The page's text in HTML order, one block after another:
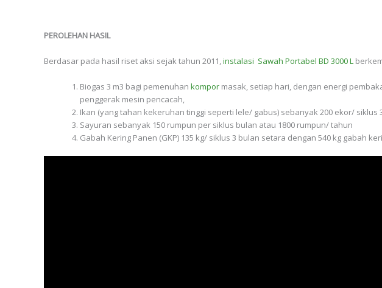
PEROLEHAN HASIL
Berdasar pada hasil riset aksi sejak tahun 2011,instalasi Sawah Portabel BD 3000 L
Biogas 3 m3 bagi pemenuhan kompor masak, setiap hari, dengan energi
penggerak mesin pencacah,
Ikan (yang tahan kekeruhan tinggi seperti lele/ gabus) sebanyak 200 ekor/ siklus
Sayuran sebanyak 150 rumpun per siklus bulan atau 1800 rumpun/ tahun
Gabah Kering Panen (GKP) 135 kg/ siklus 3 bulan setara dengan 540 kg gabah